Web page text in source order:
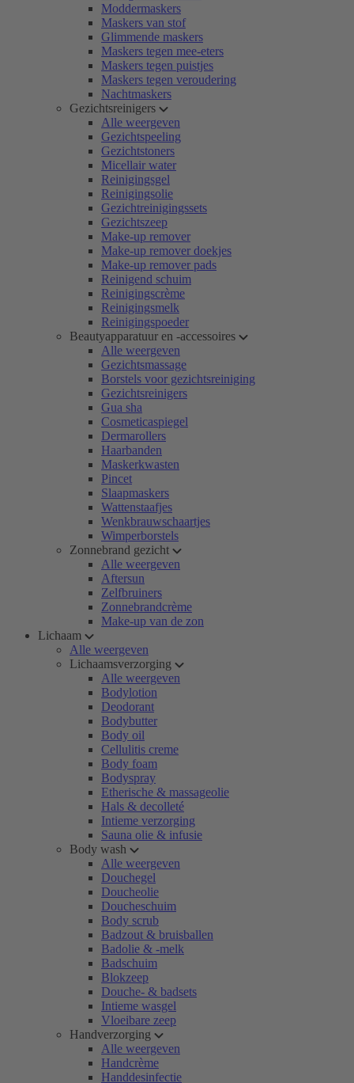
Moddermaskers
Maskers van stof
Glimmende maskers
Maskers tegen mee-eters
Maskers tegen puistjes
Maskers tegen veroudering
Nachtmaskers
Gezichtsreinigers
Alle weergeven
Gezichtspeeling
Gezichtstoners
Micellair water
Reinigingsgel
Reinigingsolie
Gezichtreinigingssets
Gezichtszeep
Make-up remover
Make-up remover doekjes
Make-up remover pads
Reinigend schuim
Reinigingscrème
Reinigingsmelk
Reinigingspoeder
Beautyapparatuur en -accessoires
Alle weergeven
Gezichtsmassage
Borstels voor gezichtsreiniging
Gezichtsreinigers
Gua sha
Cosmeticaspiegel
Dermarollers
Haarbanden
Maskerkwasten
Pincet
Slaapmaskers
Wattenstaafjes
Wenkbrauwschaartjes
Wimperborstels
Zonnebrand gezicht
Alle weergeven
Aftersun
Zelfbruiners
Zonnebrandcrème
Make-up van de zon
Lichaam
Alle weergeven
Lichaamsverzorging
Alle weergeven
Bodylotion
Deodorant
Bodybutter
Body oil
Cellulitis creme
Body foam
Bodyspray
Etherische & massageolie
Hals & decolleté
Intieme verzorging
Sauna olie & infusie
Body wash
Alle weergeven
Douchegel
Doucheolie
Doucheschuim
Body scrub
Badzout & bruisballen
Badolie & -melk
Badschuim
Blokzeep
Douche- & badsets
Intieme wasgel
Vloeibare zeep
Handverzorging
Alle weergeven
Handcrème
Handdesinfectie